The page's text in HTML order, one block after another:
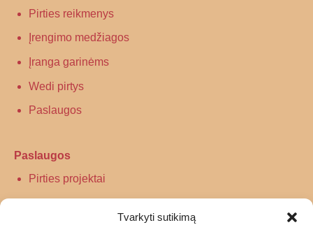
Tvarkyti sutikimą
Pirties reikmenys
Įrengimo medžiagos
Įranga garinėms
Wedi pirtys
Paslaugos
Paslaugos
Pirties projektai